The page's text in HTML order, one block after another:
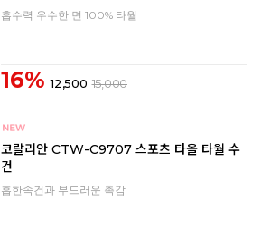
흡수력 우수한 면 100% 타월
16% 12,500 15,000
코랄리안 CTW-C9707 스포츠 타올 타월 수
건
흡한속건과 부드러운 촉감